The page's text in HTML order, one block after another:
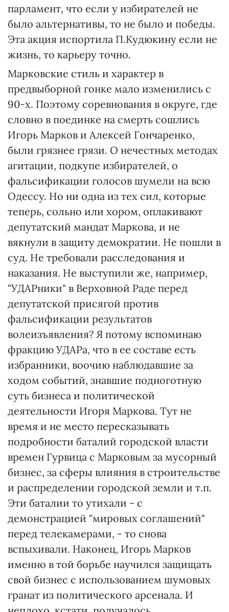
парламент, что если у избирателей не
было альтернативы, то не было и победы.
Эта акция испортила П.Кудюкину если не
жизнь, то карьеру точно.
Марковские стиль и характер в
предвыборной гонке мало изменились с
90-х. Поэтому соревнования в округе, где
словно в поединке на смерть сошлись
Игорь Марков и Алексей Гончаренко,
были грязнее грязи. О нечестных методах
агитации, подкупе избирателей, о
фальсификации голосов шумели на всю
Одессу. Но ни одна из тех сил, которые
теперь, сольно или хором, оплакивают
депутатский мандат Маркова, и не
вякнули в защиту демократии. Не пошли в
суд. Не требовали расследования и
наказания. Не выступили же, например,
"УДАРники" в Верховной Раде перед
депутатской присягой против
фальсификации результатов
волеизъявления? Я потому вспоминаю
фракцию УДАРа, что в ее составе есть
избранники, воочию наблюдавшие за
ходом событий, знавшие подноготную
суть бизнеса и политической
деятельности Игоря Маркова. Тут не
время и не место пересказывать
подробности баталий городской власти
времен Гурвица с Марковым за мусорный
бизнес, за сферы влияния в строительстве
и распределении городской земли и т.п.
Эти баталии то утихали - с
демонстрацией "мировых соглашений"
перед телекамерами, - то снова
вспыхивали. Наконец, Игорь Марков
именно в той борьбе научился защищать
свой бизнес с использованием шумовых
гранат из политического арсенала. И